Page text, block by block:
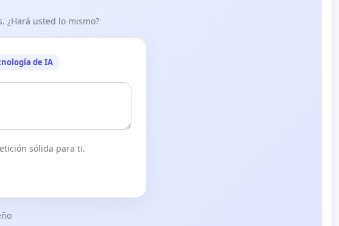
¿Hará usted lo mismo?
de IA
sólida para ti.